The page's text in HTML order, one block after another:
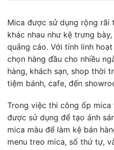
Mica được sử dụng rộng rãi
khác nhau như kệ trưng
quảng cáo. Với tính linh
chọn hàng đầu cho nhiều
hàng, khách sạn, shop thời
tiệm bánh, cafe, đến
Trong việc thi công ốp
được sử dụng để tạo ánh
mica màu để làm kệ bán
menu treo mica, số thứ tự,